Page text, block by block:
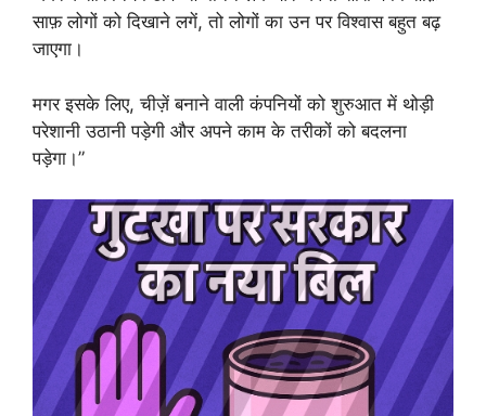
साफ़ लोगों को दिखाने लगें, तो लोगों का उन पर विश्वास बहुत बढ़
जाएगा।
मगर इसके लिए, चीज़ें बनाने वाली कंपनियों को शुरुआत में थोड़ी
परेशानी उठानी पड़ेगी और अपने काम के तरीकों को बदलना
पड़ेगा।”